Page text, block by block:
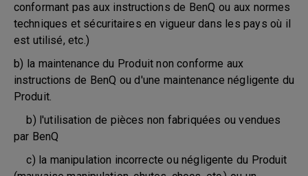
conformant pas aux instructions de BenQ ou aux normes
techniques et sécuritaires en vigueur dans les pays où il
est utilisé, etc.)
b) la maintenance du Produit non conforme aux
instructions de BenQ ou d'une maintenance négligente du
Produit.
b) l'utilisation de pièces non fabriquées ou vendues
par BenQ
c) la manipulation incorrecte ou négligente du Produit